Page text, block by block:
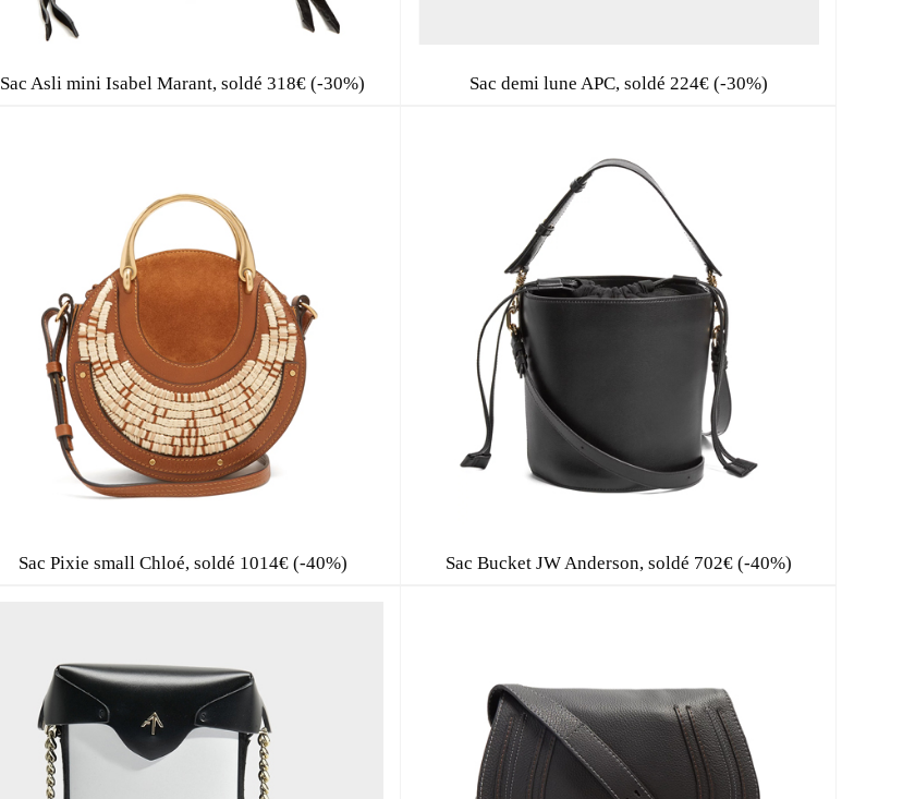
Sac Asli mini Isabel Marant, soldé 318€ (-30%) Sac demi lune APC, soldé 224€ (-30%)
Sac Pixie small Chloé, soldé 1014€ (-40%) Sac Bucket JW Anderson, soldé 702€ (-40%)